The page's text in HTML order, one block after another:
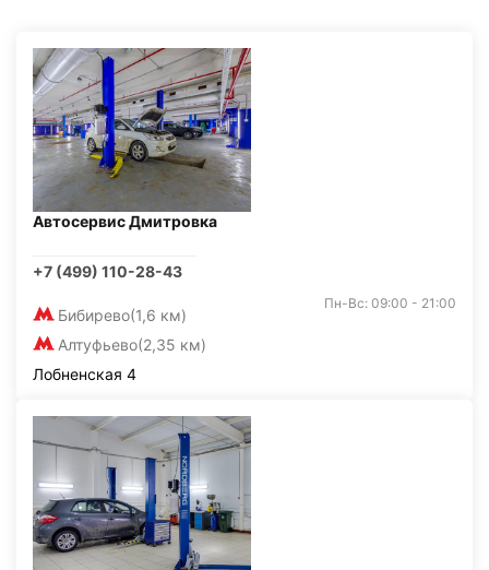
Автосервис Дмитровка
+7 (499) 110-28-43
Бибирево(1,6 км)
Алтуфьево(2,35 км)
Пн-Вс: 09:00 - 21:00
Лобненская 4